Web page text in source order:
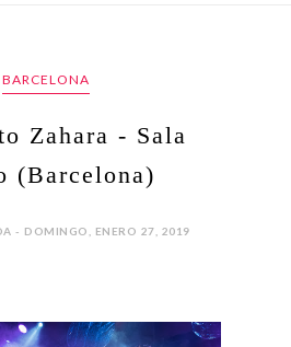
BARCELONA
Zahara - Sala
(Barcelona)
- DOMINGO, ENERO 27, 2019